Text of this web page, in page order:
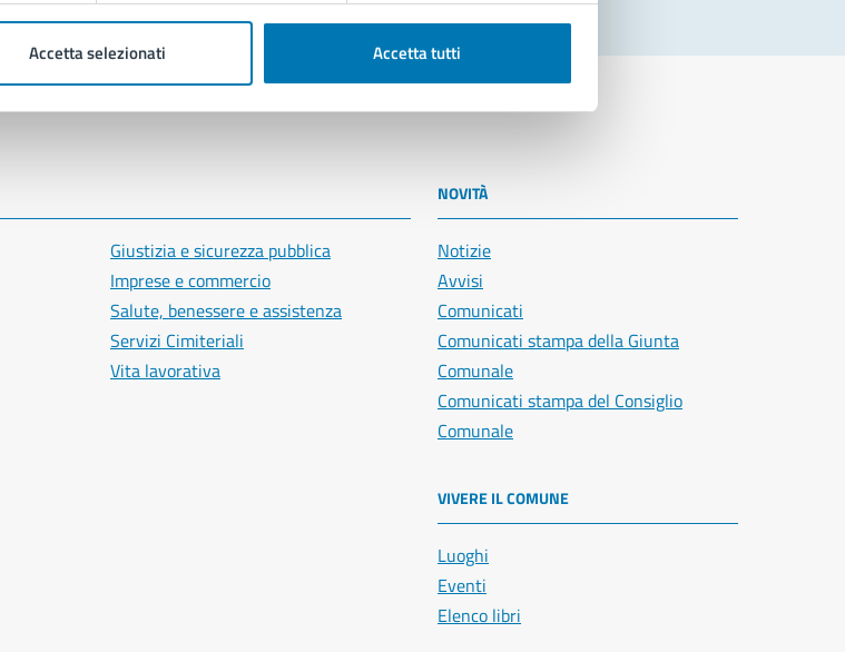
Accetta selezionati Accetta tutti
Giustizia e sicurezza pubblica
Imprese e commercio
Salute, benessere e assistenza
Servizi Cimiteriali
Vita lavorativa
NOVITÀ
Notizie
Avvisi
Comunicati
Comunicati stampa della Giunta
Comunale
Comunicati stampa del Consiglio
Comunale
VIVERE IL COMUNE
Luoghi
Eventi
Elenco libri